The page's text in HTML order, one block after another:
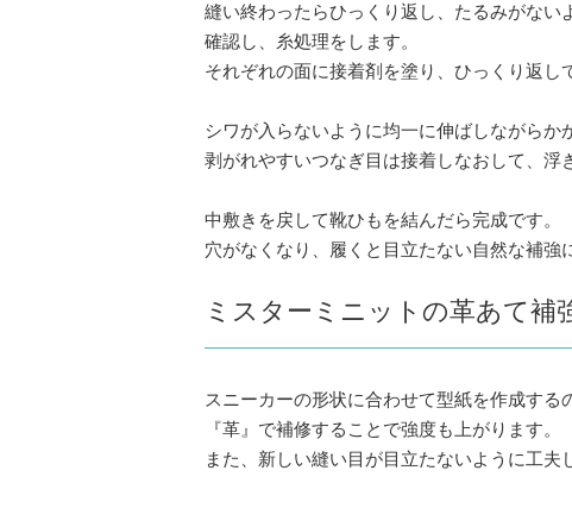
縫い終わったらひっくり返し、たるみがな
確認し、糸処理をします。
それぞれの面に接着剤を塗り、ひっくり返し
シワが入らないように均一に伸ばしながらか
剥がれやすいつなぎ目は接着しなおして、浮
中敷きを戻して靴ひもを結んだら完成です。
穴がなくなり、履くと目立たない自然な補強
ミスターミニットの革あて補
スニーカーの形状に合わせて型紙を作成する
『革』で補修することで強度も上がります。
また、新しい縫い目が目立たないように工夫